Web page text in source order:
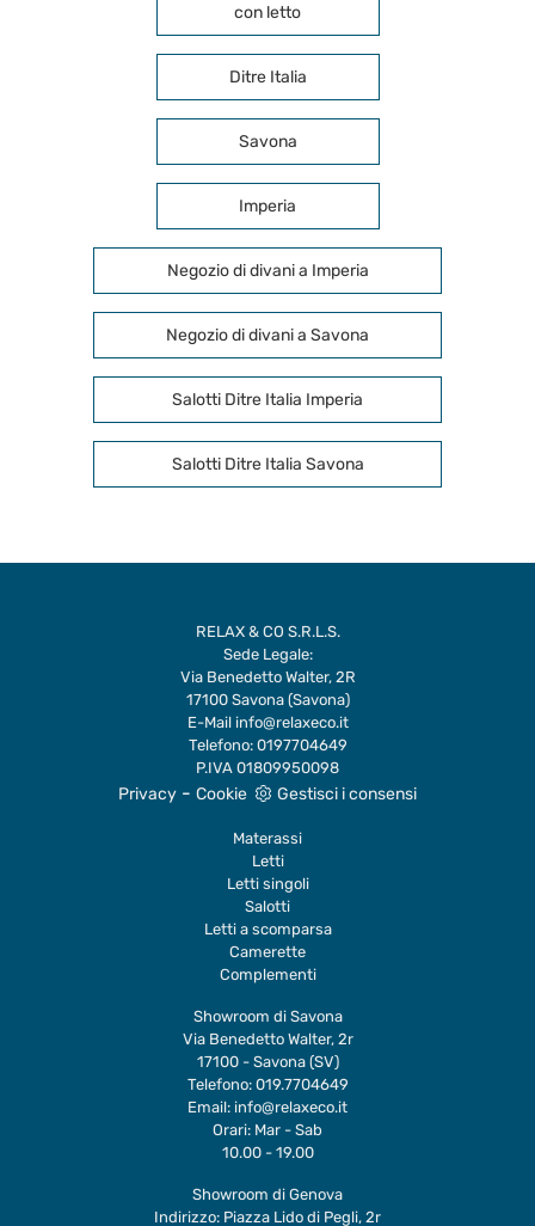
con letto
Ditre Italia
Savona
Imperia
Negozio di divani a Imperia
Negozio di divani a Savona
Salotti Ditre Italia Imperia
Salotti Ditre Italia Savona
RELAX & CO S.R.L.S.
Sede Legale:
Via Benedetto Walter, 2R
17100 Savona (Savona)
E-Mail info@relaxeco.it
Telefono: 0197704649
P.IVA 01809950098
Privacy - Cookie Gestisci i consensi
Materassi
Letti
Letti singoli
Salotti
Letti a scomparsa
Camerette
Complementi
Showroom di Savona
Via Benedetto Walter, 2r
17100 - Savona (SV)
Telefono: 019.7704649
Email: info@relaxeco.it
Orari: Mar - Sab
10.00 - 19.00
Showroom di Genova
Indirizzo: Piazza Lido di Pegli, 2r